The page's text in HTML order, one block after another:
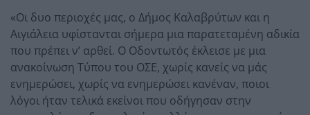
«Οι δυο περιοχές μας, ο Δήμος Καλαβρύτων και η
Αιγιάλεια υφίστανται σήμερα μια παρατεταμένη αδικία
που πρέπει ν’ αρθεί. Ο Οδοντωτός έκλεισε με μια
ανακοίνωση Τύπου του ΟΣΕ, χωρίς κανείς να μάς
ενημερώσει, χωρίς να ενημερώσει κανέναν, ποιοι
λόγοι ήταν τελικά εκείνοι που οδήγησαν στην